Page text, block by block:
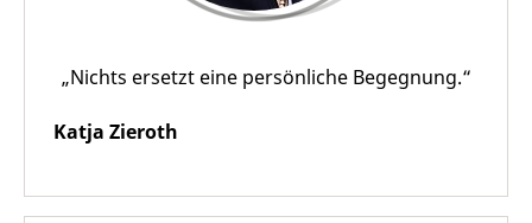
„Nichts ersetzt eine persönliche Begegnung.“
Katja Zieroth